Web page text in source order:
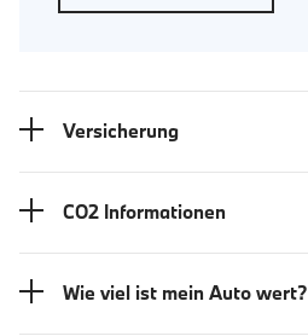
Versicherung
CO2 Informationen
Wie viel ist mein Auto wert?